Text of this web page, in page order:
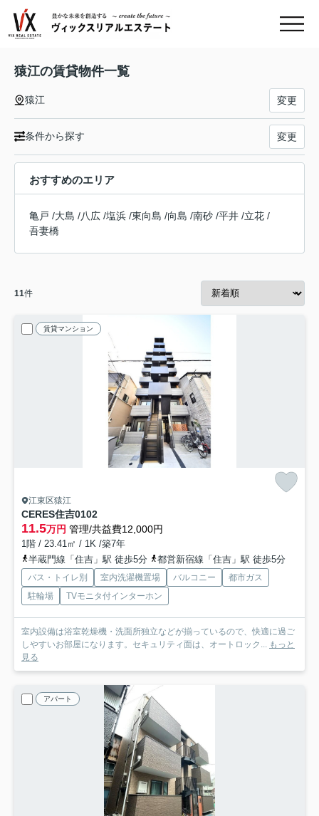
猿江の賃貸物件一覧
猿江 変更
条件から探す 変更
おすすめのエリア
亀戸 /大島 /八広 /塩浜 /東向島 /向島 /南砂 /平井 /立花 /
吾妻橋
11件
賃貸マンション
江東区猿江
CERES住吉0102
11.5万円 管理/共益費12,000円
1階 / 23.41㎡ / 1K /築7年
半蔵門線「住吉」駅 徒歩5分
都営新宿線「住吉」駅 徒歩5分
バス・トイレ別 室内洗濯機置場 バルコニー
都市ガス
駐輪場
TVモニタ付インターホン
室内設備は浴室乾燥機・洗面所独立などが揃っているので、快適に過ご
しやすいお部屋になります。セキュリティ面は、オートロック... もっと
見る
アパート